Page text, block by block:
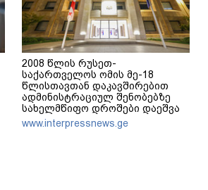
2008 წლის რუსეთ-
საქართველოს ომის მე-18
წლისთავთან დაკავშირებით
ადმინისტრაციულ შენობებზე
სახელმწიფო დროშები დაეშვა
www.interpressnews.ge